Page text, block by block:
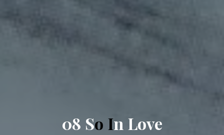
08 So In Love